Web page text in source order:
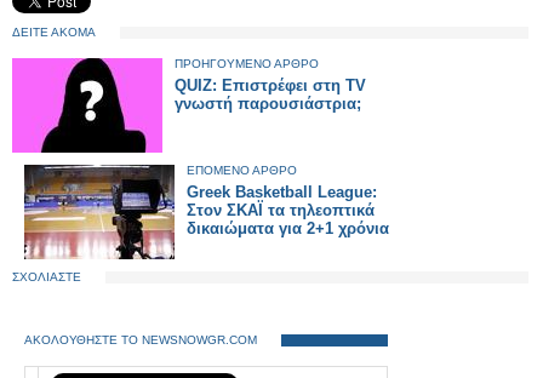
ΔΕΙΤΕ ΑΚΟΜΑ
ΠΡΟΗΓΟΥΜΕΝΟ ΑΡΘΡΟ
QUIZ: Επιστρέφει στη TV
γνωστή παρουσιάστρια;
ΕΠΟΜΕΝΟ ΑΡΘΡΟ
Greek Basketball League:
Στον ΣΚΑΪ τα τηλεοπτικά
δικαιώματα για 2+1 χρόνια
ΣΧΟΛΙΑΣΤΕ
ΑΚΟΛΟΥΘΗΣΤΕ ΤΟ NEWSNOWGR.COM